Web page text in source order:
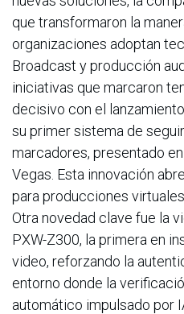
que transformaron la
organizaciones adoptan
Broadcast y producción
iniciativas que marcaron
decisivo con el
su primer sistema de
marcadores, presentado
Vegas. Esta innovación
para producciones
Otra novedad clave fue la
PXW-Z300, la primera en
video, reforzando la
entorno donde la
automático impulsado por